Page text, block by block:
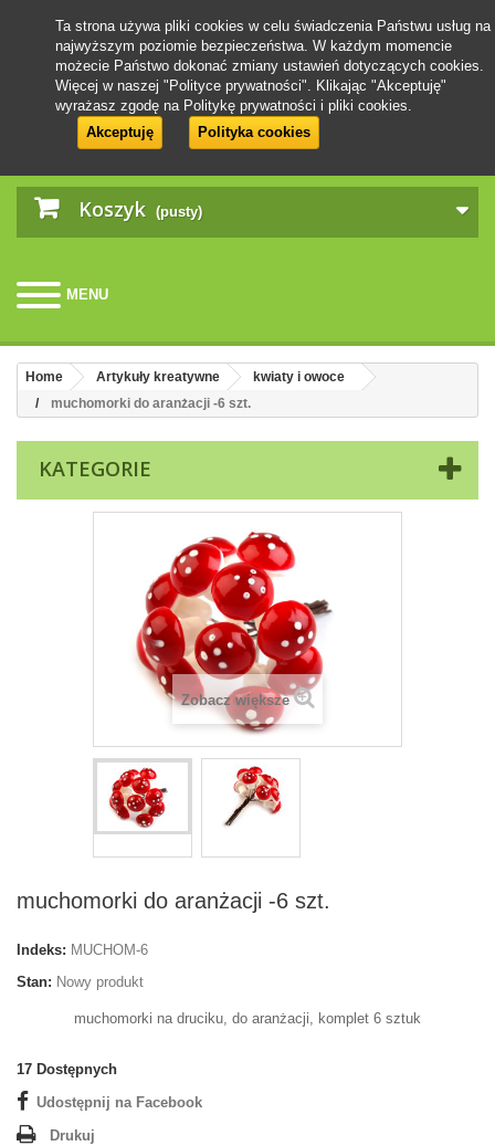
Koszyk (pusty)
MENU
Ta strona używa pliki cookies w celu świadczenia Państwu usług na
najwyższym poziomie bezpieczeństwa. W każdym momencie
możecie Państwo dokonać zmiany ustawień dotyczących cookies.
Więcej w naszej "Polityce prywatności". Klikając "Akceptuję"
wyrażasz zgodę na Politykę prywatności i pliki cookies.
Akceptuję
Polityka cookies
Home Artykuły kreatywne
kwiaty i owoce
muchomorki do aranżacji -6 szt.
KATEGORIE
Zobacz większe
muchomorki do aranżacji -6 szt.
Indeks: MUCHOM-6
Stan: Nowy produkt
muchomorki na druciku, do aranżacji, komplet 6 sztuk
17 Dostępnych
Udostępnij na Facebook
Drukuj